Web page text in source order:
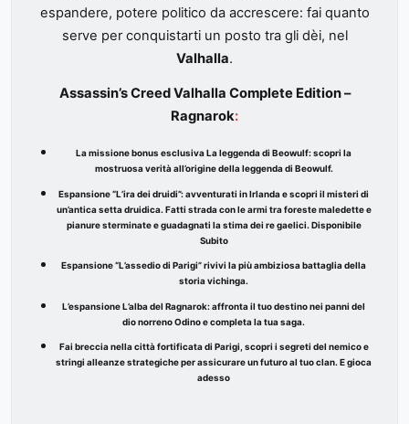
espandere, potere politico da accrescere: fai quanto
serve per conquistarti un posto tra gli dèi, nel
Valhalla.
Assassin’s Creed Valhalla Complete Edition –
Ragnarok:
La missione bonus esclusiva La leggenda di Beowulf: scopri la
mostruosa verità all’origine della leggenda di Beowulf.
Espansione “L’ira dei druidi”: avventurati in Irlanda e scopri il misteri di
un’antica setta druidica. Fatti strada con le armi tra foreste maledette e
pianure sterminate e guadagnati la stima dei re gaelici. Disponibile
Subito
Espansione “L’assedio di Parigi” rivivi la più ambiziosa battaglia della
storia vichinga.
L’espansione L’alba del Ragnarok: affronta il tuo destino nei panni del
dio norreno Odino e completa la tua saga.
Fai breccia nella città fortificata di Parigi, scopri i segreti del nemico e
stringi alleanze strategiche per assicurare un futuro al tuo clan. E gioca
adesso